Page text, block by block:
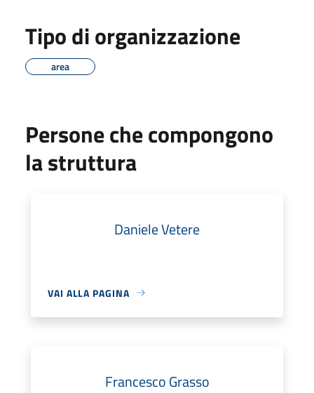
Tipo di organizzazione
area
Persone che compongono
la struttura
Daniele Vetere
VAI ALLA PAGINA
Francesco Grasso